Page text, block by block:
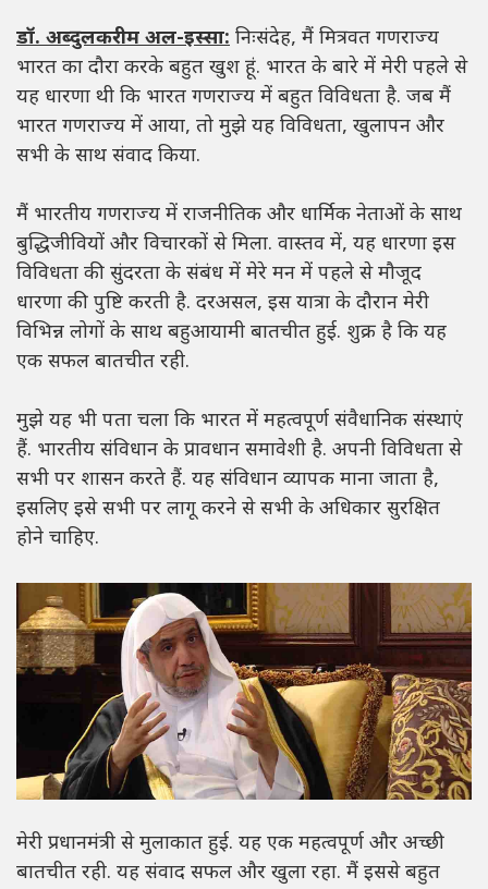
डॉ. अब्दुलकरीम अल-इस्सा: निःसंदेह, मैं मित्रवत गणराज्य
भारत का दौरा करके बहुत खुश हूं. भारत के बारे में मेरी पहले से
यह धारणा थी कि भारत गणराज्य में बहुत विविधता है. जब मैं
भारत गणराज्य में आया, तो मुझे यह विविधता, खुलापन और
सभी के साथ संवाद किया.
मैं भारतीय गणराज्य में राजनीतिक और धार्मिक नेताओं के साथ
बुद्धिजीवियों और विचारकों से मिला. वास्तव में, यह धारणा इस
विविधता की सुंदरता के संबंध में मेरे मन में पहले से मौजूद
धारणा की पुष्टि करती है. दरअसल, इस यात्रा के दौरान मेरी
विभिन्न लोगों के साथ बहुआयामी बातचीत हुई. शुक्र है कि यह
एक सफल बातचीत रही.
मुझे यह भी पता चला कि भारत में महत्वपूर्ण संवैधानिक संस्थाएं
हैं. भारतीय संविधान के प्रावधान समावेशी है. अपनी विविधता से
सभी पर शासन करते हैं. यह संविधान व्यापक माना जाता है,
इसलिए इसे सभी पर लागू करने से सभी के अधिकार सुरक्षित
होने चाहिए.
मेरी प्रधानमंत्री से मुलाकात हुई. यह एक महत्वपूर्ण और अच्छी
बातचीत रही. यह संवाद सफल और खुला रहा. मैं इससे बहुत